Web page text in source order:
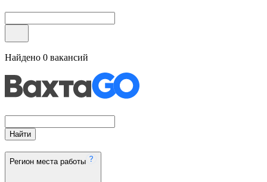
Найдено 0 вакансий
Найти
Регион места работы